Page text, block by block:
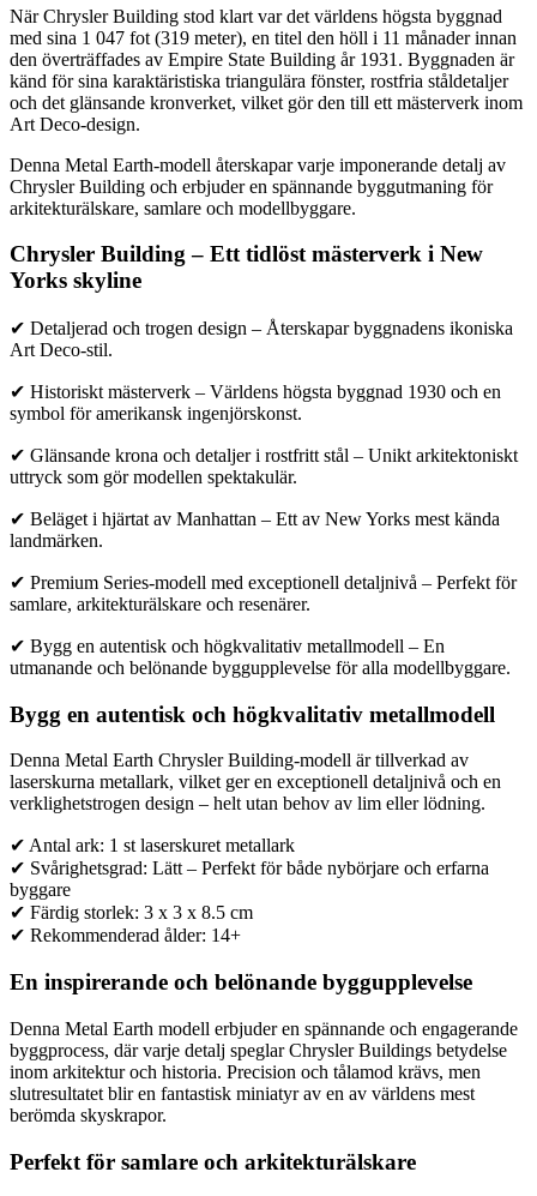
När Chrysler Building stod klart var det världens högsta byggnad
med sina 1 047 fot (319 meter), en titel den höll i 11 månader innan
den överträffades av Empire State Building år 1931. Byggnaden är
känd för sina karaktäristiska triangulära fönster, rostfria ståldetaljer
och det glänsande kronverket, vilket gör den till ett mästerverk inom
Art Deco-design.
Denna Metal Earth-modell återskapar varje imponerande detalj av
Chrysler Building och erbjuder en spännande byggutmaning för
arkitekturälskare, samlare och modellbyggare.
Chrysler Building – Ett tidlöst mästerverk i New
Yorks skyline
✔ Detaljerad och trogen design – Återskapar byggnadens ikoniska
Art Deco-stil.
✔ Historiskt mästerverk – Världens högsta byggnad 1930 och en
symbol för amerikansk ingenjörskonst.
✔ Glänsande krona och detaljer i rostfritt stål – Unikt arkitektoniskt
uttryck som gör modellen spektakulär.
✔ Beläget i hjärtat av Manhattan – Ett av New Yorks mest kända
landmärken.
✔ Premium Series-modell med exceptionell detaljnivå – Perfekt för
samlare, arkitekturälskare och resenärer.
✔ Bygg en autentisk och högkvalitativ metallmodell – En
utmanande och belönande byggupplevelse för alla modellbyggare.
Bygg en autentisk och högkvalitativ metallmodell
Denna Metal Earth Chrysler Building-modell är tillverkad av
laserskurna metallark, vilket ger en exceptionell detaljnivå och en
verklighetstrogen design – helt utan behov av lim eller lödning.
✔ Antal ark: 1 st laserskuret metallark
✔ Svårighetsgrad: Lätt – Perfekt för både nybörjare och erfarna
byggare
✔ Färdig storlek: 3 x 3 x 8.5 cm
✔ Rekommenderad ålder: 14+
En inspirerande och belönande byggupplevelse
Denna Metal Earth modell erbjuder en spännande och engagerande
byggprocess, där varje detalj speglar Chrysler Buildings betydelse
inom arkitektur och historia. Precision och tålamod krävs, men
slutresultatet blir en fantastisk miniatyr av en av världens mest
berömda skyskrapor.
Perfekt för samlare och arkitekturälskare